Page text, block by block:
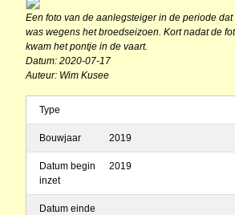
Een foto van de aanlegsteiger in de periode
was wegens het broedseizoen. Kort nadat de
kwam het pontje in de vaart.
Datum: 2020-07-17
Auteur: Wim Kusee
Type
Bouwjaar 2019
Datum begin
inzet
2019
Datum einde